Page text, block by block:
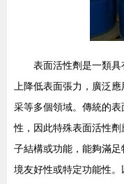
表面活性劑是一類
上降低表面張力，廣泛
采等多個領域。傳統的
性，因此特殊表面活性
子結構或功能，能夠滿
境友好性或特定功能性。